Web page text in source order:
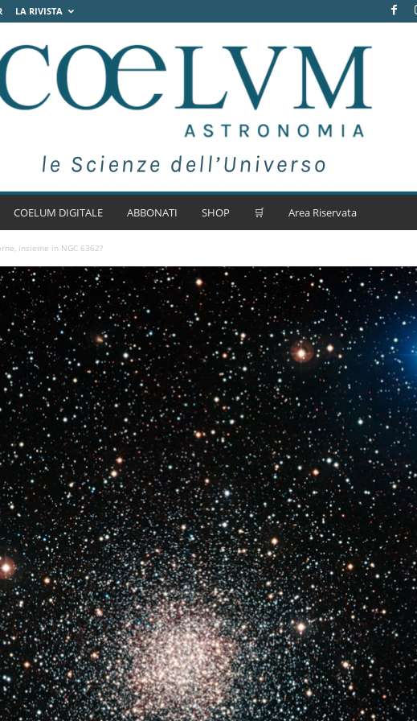
LA RIVISTA
COELUM DIGITALE ABBONATI SHOP 🛒 Area Riservata
insieme in NGC 6362?